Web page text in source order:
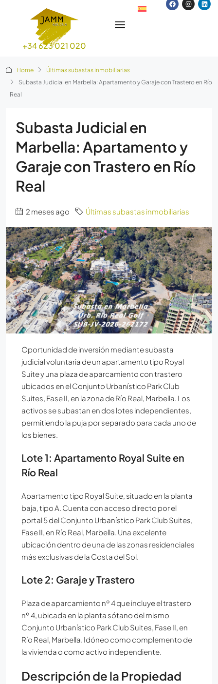
+34 623 021 020
Home
Últimas subastas inmobiliarias
Subasta Judicial en Marbella: Apartamento y Garaje con Trastero en Río
Real
Subasta Judicial en
Marbella: Apartamento y
Garaje con Trastero en Río
Real
2 meses ago Últimas subastas inmobiliarias
Oportunidad de inversión mediante subasta
judicial voluntaria de un apartamento tipo Royal
Suite y una plaza de aparcamiento con trastero
ubicados en el Conjunto Urbanístico Park Club
Suites, Fase II, en la zona de Río Real, Marbella. Los
activos se subastan en dos lotes independientes,
permitiendo la puja por separado para cada uno de
los bienes.
Lote 1: Apartamento Royal Suite en
Río Real
Apartamento tipo Royal Suite, situado en la planta
baja, tipo A. Cuenta con acceso directo por el
portal 5 del Conjunto Urbanístico Park Club Suites,
Fase II, en Río Real, Marbella. Una excelente
ubicación dentro de una de las zonas residenciales
más exclusivas de la Costa del Sol.
Lote 2: Garaje y Trastero
Plaza de aparcamiento nº 4 que incluye el trastero
nº 4, ubicada en la planta sótano del mismo
Conjunto Urbanístico Park Club Suites, Fase II, en
Río Real, Marbella. Idóneo como complemento de
la vivienda o como activo independiente.
Descripción de la Propiedad